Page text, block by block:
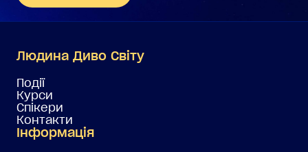
Людина Диво Світу
Події
Курси
Спікери
Контакти
Інформація